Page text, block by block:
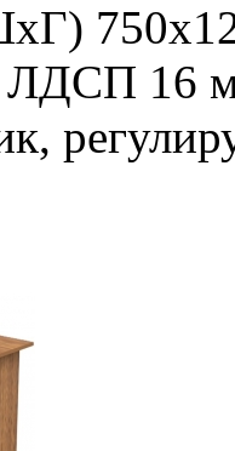
- ЛДСП